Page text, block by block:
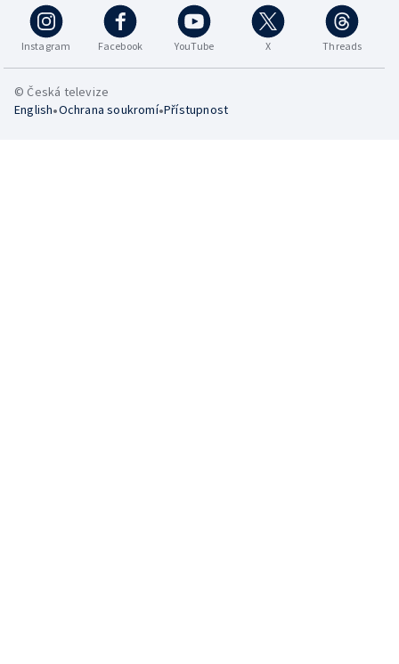
Instagram Facebook YouTube X Threads
© Česká televize
English•Ochrana soukromí•Přístupnost